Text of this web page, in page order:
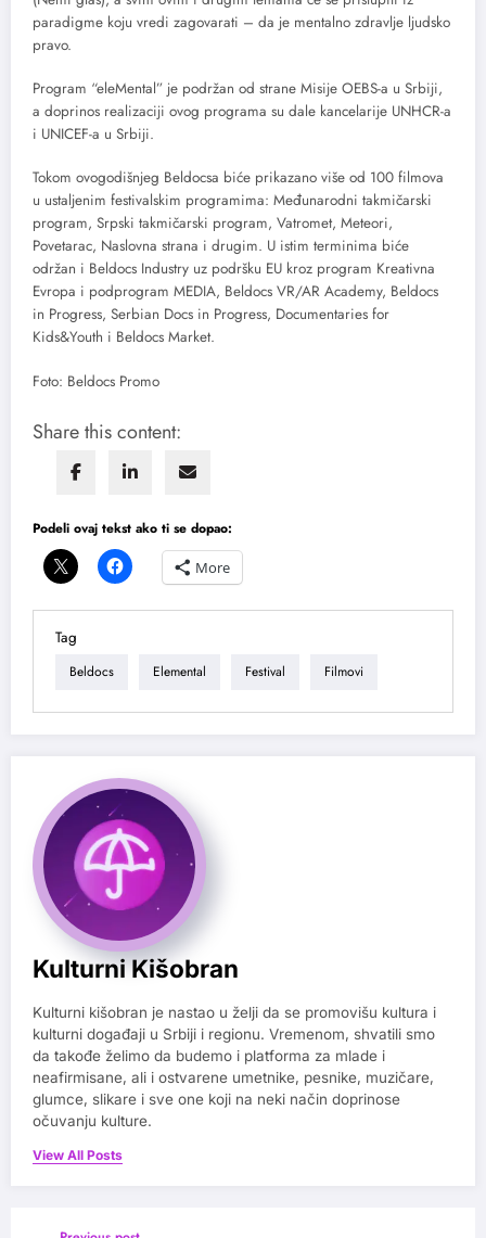
paradigme koju vredi zagovarati – da je mentalno zdravlje ljudsko
pravo.
Program “eleMental” je podržan od strane Misije OEBS-a u Srbiji,
a doprinos realizaciji ovog programa su dale kancelarije UNHCR-a
i UNICEF-a u Srbiji.
Tokom ovogodišnjeg Beldocsa biće prikazano više od 100 filmova
u ustaljenim festivalskim programima: Međunarodni takmičarski
program, Srpski takmičarski program, Vatromet, Meteori,
Povetarac, Naslovna strana i drugim. U istim terminima biće
održan i Beldocs Industry uz podršku EU kroz program Kreativna
Evropa i podprogram MEDIA, Beldocs VR/AR Academy, Beldocs
in Progress, Serbian Docs in Progress, Documentaries for
Kids&Youth i Beldocs Market.
Foto: Beldocs Promo
Share this content:
Podeli ovaj tekst ako ti se dopao:
More
Tag
Beldocs Elemental Festival Filmovi
Kulturni Kišobran
Kulturni kišobran je nastao u želji da se promovišu kultura i
kulturni događaji u Srbiji i regionu. Vremenom, shvatili smo
da takođe želimo da budemo i platforma za mlade i
neafirmisane, ali i ostvarene umetnike, pesnike, muzičare,
glumce, slikare i sve one koji na neki način doprinose
očuvanju kulture.
View All Posts